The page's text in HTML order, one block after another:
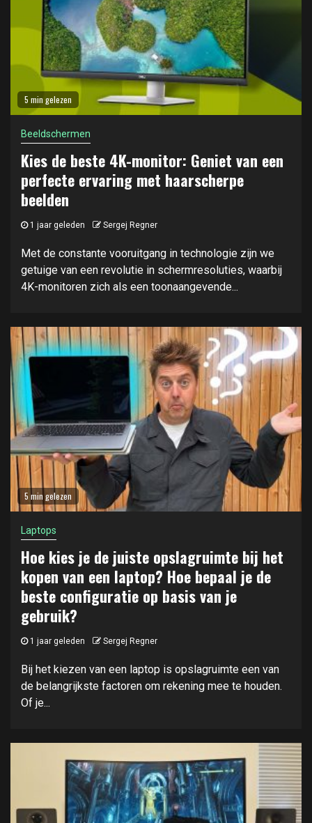
5 min gelezen
Beeldschermen
Kies de beste 4K-monitor: Geniet van een
perfecte ervaring met haarscherpe
beelden
1 jaar geleden Sergej Regner
Met de constante vooruitgang in technologie zijn we
getuige van een revolutie in schermresoluties, waarbij
4K-monitoren zich als een toonaangevende...
5 min gelezen
Laptops
Hoe kies je de juiste opslagruimte bij het
kopen van een laptop? Hoe bepaal je de
beste configuratie op basis van je
gebruik?
1 jaar geleden Sergej Regner
Bij het kiezen van een laptop is opslagruimte een van
de belangrijkste factoren om rekening mee te houden.
Of je...